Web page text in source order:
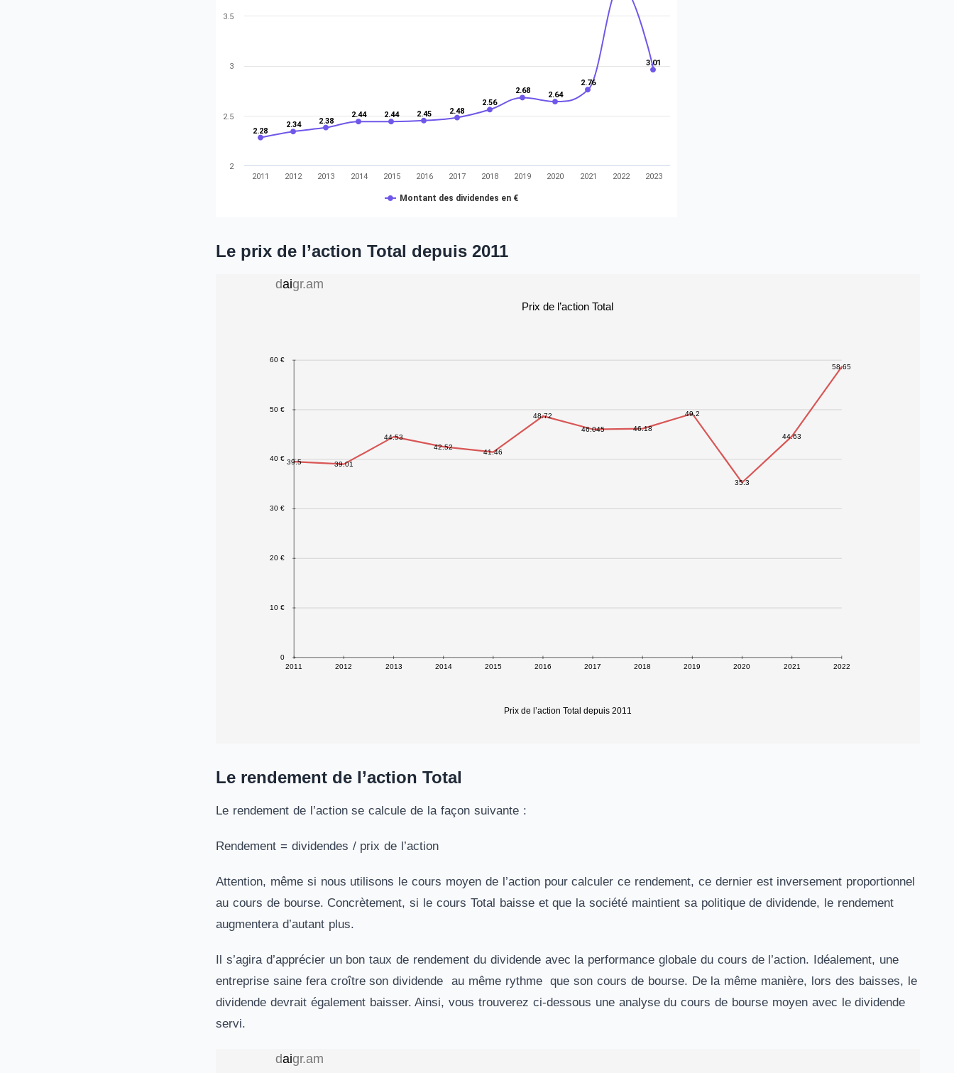
2.28
2.34 2.38
2.44 2.44 2.45 2.48
2.56
2.68 2.64
2.76
3.01
Montant des dividendes en €
2011 2012 2013 2014 2015 2016 2017 2018 2019 2020 2021 2022 2023
2
2.5
3
3.5
Le prix de l’action Total depuis 2011
daigr.am
2011 2012 2013 2014 2015 2016 2017 2018 2019 2020 2021 2022
0
10 €
20 €
30 €
40 €
50 €
60 €
39.5 39.01
44.53
42.52
41.46
48.72
46.045 46.18
49.2
35.3
44.63
58.65
Prix de l’action Total
Prix de l’action Total depuis 2011
Le rendement de l’action Total
Le rendement de l’action se calcule de la façon suivante :
Rendement = dividendes / prix de l’action
Attention, même si nous utilisons le cours moyen de l’action pour calculer ce rendement, ce dernier est inversement proportionnel
au cours de bourse. Concrètement, si le cours Total baisse et que la société maintient sa politique de dividende, le rendement
augmentera d’autant plus.
Il s’agira d’apprécier un bon taux de rendement du dividende avec la performance globale du cours de l’action. Idéalement, une
entreprise saine fera croître son dividende au même rythme que son cours de bourse. De la même manière, lors des baisses, le
dividende devrait également baisser. Ainsi, vous trouverez ci-dessous une analyse du cours de bourse moyen avec le dividende
servi.
daigr.am